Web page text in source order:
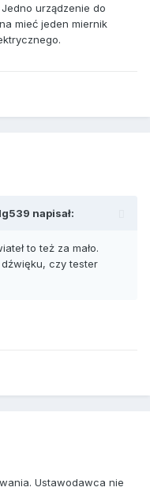
urządzenie do
mieć jeden miernik
napisał:
to też za mało.
czy tester
Ustawodawca nie